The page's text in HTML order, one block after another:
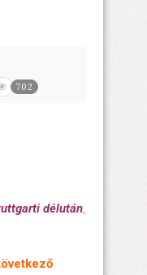
702
délután,